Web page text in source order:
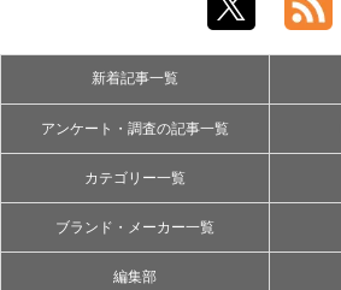
新着記事一覧
アンケート・調査の記事一覧
カテゴリー一覧
ブランド・メーカー一覧
編集部